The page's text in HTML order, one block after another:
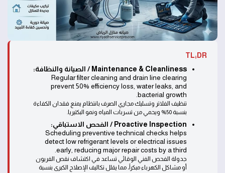
TL;DR
Maintenance & Cleanliness / الصيانة والنظافة:
Regular filter cleaning and drain line clearing
prevent 50% efficiency loss, water leaks, and
bacterial growth.
تنظيف الفلاتر وتسليك مجاري الصرف بانتظام يمنع فقدان الكفاءة
بنسبة 50% ويحمي من تسربات المياه ونمو البكتيريا.
Proactive Inspection / الفحص الاستباقي:
Scheduling preventive technical checks helps
detect low refrigerant levels or electrical issues
early, reducing major repair costs by a third.
جدولة الفحص الفني الوقائي تساعد في اكتشاف نقص الفريون
أو مشاكل الكهرباء مبكراً، مما يقلل تكاليف الإصلاح الكبرى بنسبة